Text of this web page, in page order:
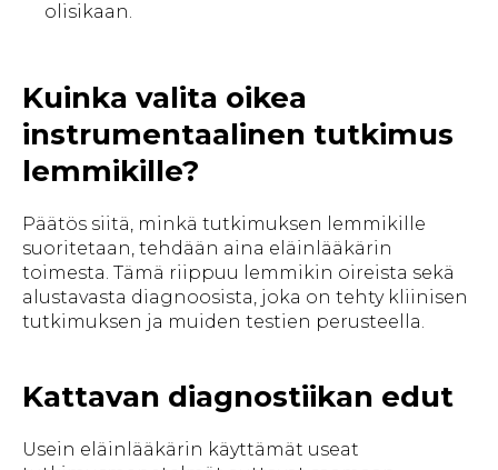
olisikaan.
Kuinka valita oikea
instrumentaalinen tutkimus
lemmikille?
Päätös siitä, minkä tutkimuksen lemmikille
suoritetaan, tehdään aina eläinlääkärin
toimesta. Tämä riippuu lemmikin oireista sekä
alustavasta diagnoosista, joka on tehty kliinisen
tutkimuksen ja muiden testien perusteella.
Kattavan diagnostiikan edut
Usein eläinlääkärin käyttämät useat